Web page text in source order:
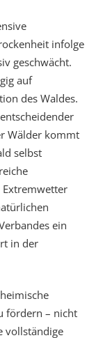
infolge
geschwächt.
auf
des Waldes.
Wälder kommt
selbst
Extremwetter
ein
in der
fördern – nicht
vollständige